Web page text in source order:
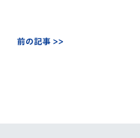
前の記事 >>